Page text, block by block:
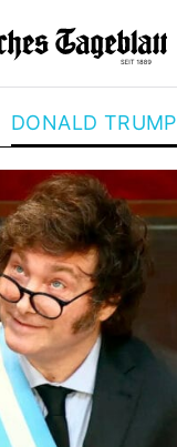
DONALD TRUMP